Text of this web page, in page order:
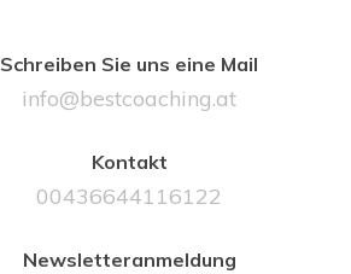
Schreiben Sie uns eine Mail
info@bestcoaching.at
Kontakt
00436644116122
Newsletteranmeldung